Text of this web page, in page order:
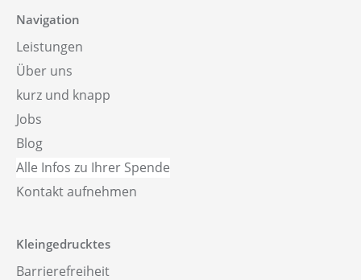
Navigation
Leistungen
Über uns
kurz und knapp
Jobs
Blog
Alle Infos zu Ihrer Spende
Kontakt aufnehmen
Kleingedrucktes
Barrierefreiheit